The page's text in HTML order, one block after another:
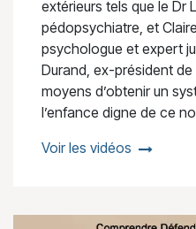
extérieurs tels que le Dr
pédopsychiatre, et
psychologue et expert
Durand, ex-président de
moyens d’obtenir un
l’enfance digne de ce
Voir les vidéos